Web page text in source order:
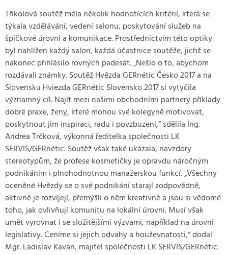
Tříkolová soutěž měla několik hodnotících kritérií, která se
týkala vzdělávání, vedení salonu, poskytování služeb na
špičkové úrovni a komunikace. Prostřednictvím této optiky
byl nahlížen každý salon, každá účastnice soutěže, jichž se
nakonec přihlásilo rovných padesát. „Nešlo o to, abychom
rozdávali známky. Soutěž Hvězda GERnétic Česko 2017 a na
Slovensku Hviezda GERnétic Slovensko 2017 si vytyčila
významný cíl. Najít mezi našimi obchodními partnery příklady
dobré praxe, ženy, které mohou své kolegyně motivovat,
poskytnout jim inspiraci, radu i povzbuzení,“ sdělila Ing.
Andrea Trčková, výkonná ředitelka společnosti LK
SERVIS/GERnétic. Soutěž však také ukázala, navzdory
stereotypům, že profese kosmetičky je opravdu náročným
podnikáním i plnohodnotnou manažerskou funkcí. „Všechny
oceněné Hvězdy se o své podnikání starají zodpovědně,
aktivně je rozvíjejí, přemýšlí o něm kreativně a jsou si vědomé
toho, jak ovlivňují komunitu na lokální úrovni. Musí však
umět vyrovnat i se složitějšími výzvami, například na úrovni
legislativy. Ceníme si jejich odvahy a houževnatosti,“ dodal
Mgr. Ladislav Kavan, majitel společnosti LK SERVIS/GERnétic.